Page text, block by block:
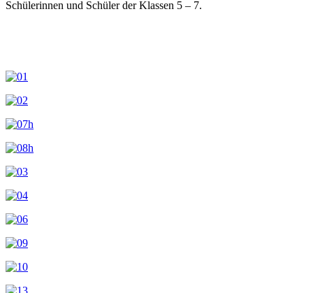
Schülerinnen und Schüler der Klassen 5 – 7.